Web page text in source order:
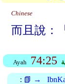
Chinese
而且說：
Ayah 74:25
: 📗 →